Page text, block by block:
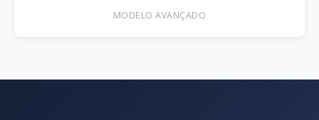
MODELO AVANÇADO